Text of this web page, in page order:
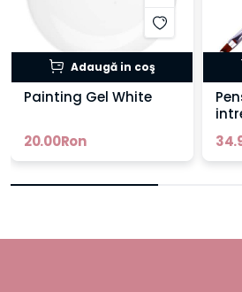
Adaugă in coş
Painting Gel White
20.00Ron